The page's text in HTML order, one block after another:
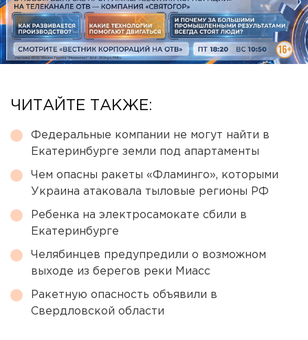
ЧИТАЙТЕ ТАКЖЕ:
Федеральные компании не могут найти в
Екатеринбурге земли под апартаменты
Чем опасны ракеты «Фламинго», которыми
Украина атаковала тыловые регионы РФ
Ребенка на электросамокате сбили в
Екатеринбурге
Челябинцев предупредили о возможном
выходе из берегов реки Миасс
Ракетную опасность объявили в
Свердловской области